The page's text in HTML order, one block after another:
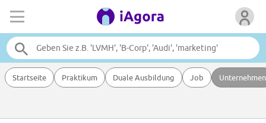
Startseite Praktikum Duale Ausbildung Job Unternehmen